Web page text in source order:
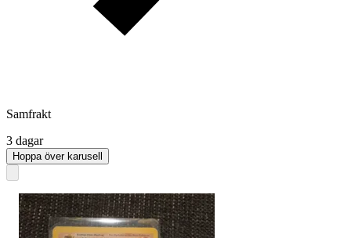
Samfrakt
3 dagar
Hoppa över karusell